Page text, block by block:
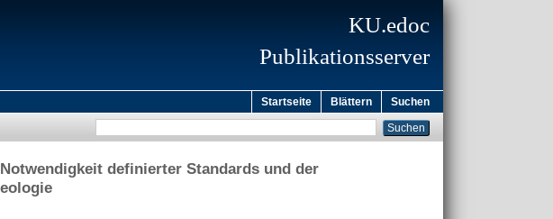
KU.edoc
Publikationsserver
Startseite Blättern Suchen
definierter Standards und der